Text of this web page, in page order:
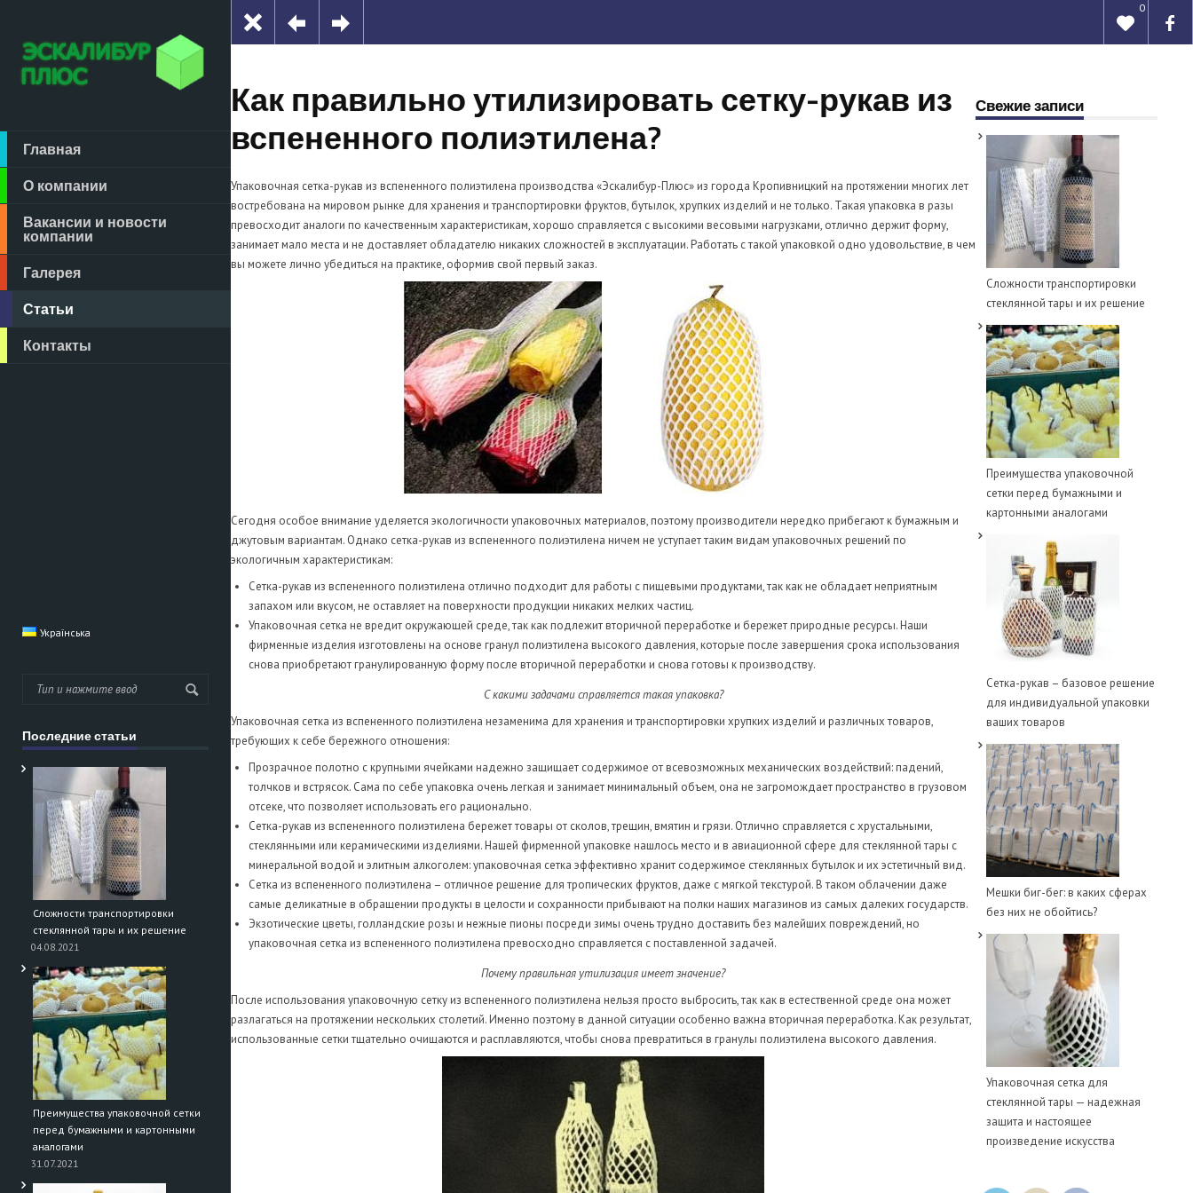
Главная
О компании
Вакансии и новости
компании
Галерея
Статьи
Контакты
Українська
Последние статьи
Сложности транспортировки
стеклянной тары и их решение
04.08.2021
Преимущества упаковочной сетки
перед бумажными и картонными
аналогами
31.07.2021
Как правильно утилизировать сетку-рукав из
вспененного полиэтилена?
Упаковочная сетка-рукав из вспененного полиэтилена производства «Эскалибур-Плюс» из города Кропивницкий на протяжении многих лет
востребована на мировом рынке для хранения и транспортировки фруктов, бутылок, хрупких изделий и не только. Такая упаковка в разы
превосходит аналоги по качественным характеристикам, хорошо справляется с высокими весовыми нагрузками, отлично держит форму,
занимает мало места и не доставляет обладателю никаких сложностей в эксплуатации. Работать с такой упаковкой одно удовольствие, в чем
вы можете лично убедиться на практике, оформив свой первый заказ.
Сегодня особое внимание уделяется экологичности упаковочных материалов, поэтому производители нередко прибегают к бумажным и
джутовым вариантам. Однако сетка-рукав из вспененного полиэтилена ничем не уступает таким видам упаковочных решений по
экологичным характеристикам:
Сетка-рукав из вспененного полиэтилена отлично подходит для работы с пищевыми продуктами, так как не обладает неприятным
запахом или вкусом, не оставляет на поверхности продукции никаких мелких частиц.
Упаковочная сетка не вредит окружающей среде, так как подлежит вторичной переработке и бережет природные ресурсы. Наши
фирменные изделия изготовлены на основе гранул полиэтилена высокого давления, которые после завершения срока использования
снова приобретают гранулированную форму после вторичной переработки и снова готовы к производству.
С какими задачами справляется такая упаковка?
Упаковочная сетка из вспененного полиэтилена незаменима для хранения и транспортировки хрупких изделий и различных товаров,
требующих к себе бережного отношения:
Прозрачное полотно с крупными ячейками надежно защищает содержимое от всевозможных механических воздействий: падений,
толчков и встрясок. Сама по себе упаковка очень легкая и занимает минимальный объем, она не загромождает пространство в грузовом
отсеке, что позволяет использовать его рационально.
Сетка-рукав из вспененного полиэтилена бережет товары от сколов, трещин, вмятин и грязи. Отлично справляется с хрустальными,
стеклянными или керамическими изделиями. Нашей фирменной упаковке нашлось место и в авиационной сфере для стеклянной тары с
минеральной водой и элитным алкоголем: упаковочная сетка эффективно хранит содержимое стеклянных бутылок и их эстетичный вид.
Сетка из вспененного полиэтилена – отличное решение для тропических фруктов, даже с мягкой текстурой. В таком облачении даже
самые деликатные в обращении продукты в целости и сохранности прибывают на полки наших магазинов из самых далеких государств.
Экзотические цветы, голландские розы и нежные пионы посреди зимы очень трудно доставить без малейших повреждений, но
упаковочная сетка из вспененного полиэтилена превосходно справляется с поставленной задачей.
Почему правильная утилизация имеет значение?
После использования упаковочную сетку из вспененного полиэтилена нельзя просто выбросить, так как в естественной среде она может
разлагаться на протяжении нескольких столетий. Именно поэтому в данной ситуации особенно важна вторичная переработка. Как результат,
использованные сетки тщательно очищаются и расплавляются, чтобы снова превратиться в гранулы полиэтилена высокого давления.
Свежие записи
Сложности транспортировки
стеклянной тары и их решение
Преимущества упаковочной
сетки перед бумажными и
картонными аналогами
Сетка-рукав – базовое решение
для индивидуальной упаковки
ваших товаров
Мешки биг-бег: в каких сферах
без них не обойтись?
Упаковочная сетка для
стеклянной тары — надежная
защита и настоящее
произведение искусства
0